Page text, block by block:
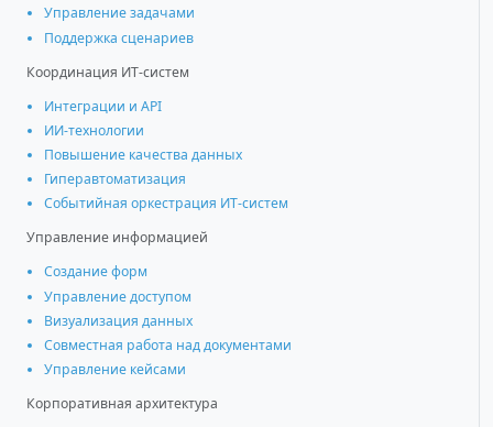
Управление задачами
Поддержка сценариев
Координация ИТ-систем
Интеграции и АРІ
ИИ-технологии
Повышение качества данных
Гиперавтоматизация
Событийная оркестрация ИТ-систем
Управление информацией
Создание форм
Управление доступом
Визуализация данных
Совместная работа над документами
Управление кейсами
Корпоративная архитектура